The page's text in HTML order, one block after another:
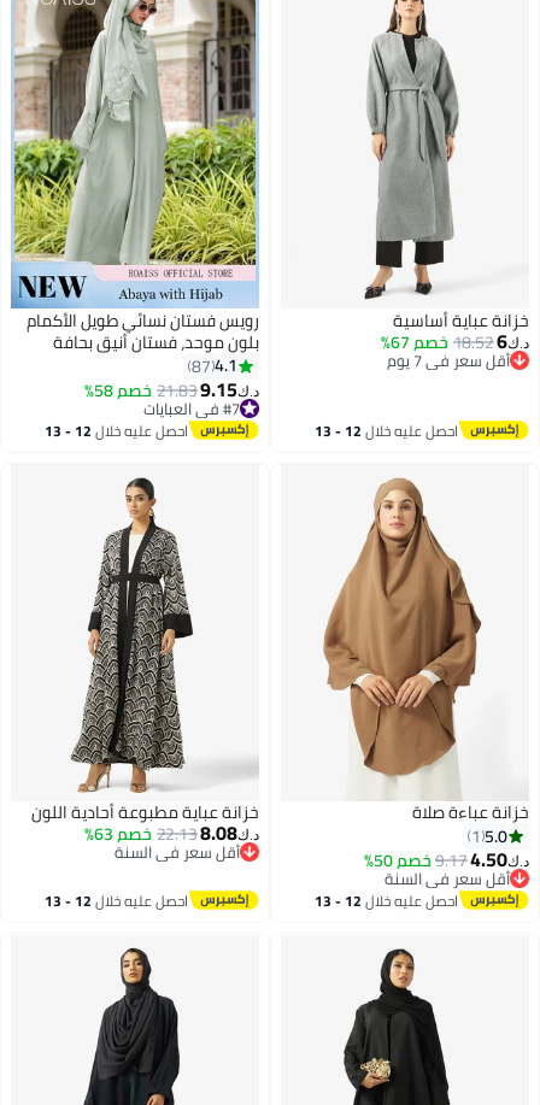
خزانة عباية أساسية
د.ك‏ 6
18.52خصم 67%
أقل سعر في 7 يوم
أقل سعر في 7 يوم
احصل عليه خلال 12 - 13
اغسطس
رويس فستان نسائي طويل الأكمام
بلون موحد، فستان أنيق بحافة
واسعة متدفقة وخصر عالٍ، مناسب
للإطلالات الكاجوال والمناسبات
الخاصة، لون أحمر فاتح وأخضر فاتح
4.1
87
د.ك‏ 9.15
21.83خصم 58%
#7 في العبايات
#7 في العبايات احصل عليه خلال 12 - 13
اغسطس
خزانة عباءة صلاة
5.0
1
د.ك‏4.50
9.17خصم 50%
أقل سعر في السنة
أقل سعر في السنة
احصل عليه خلال 12 - 13
خزانة عباية مطبوعة أحادية اللون
د.ك‏8.08
22.13خصم 63%
أقل سعر في السنة
احصل عليه خلال 12 - 13